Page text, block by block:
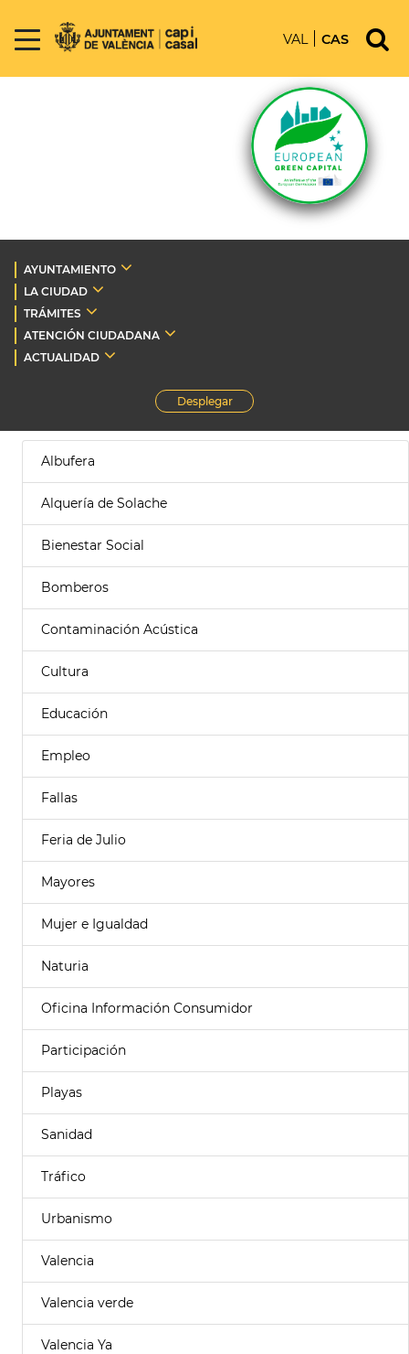
VAL CAS
AYUNTAMIENTO
LA CIUDAD
TRÁMITES
ATENCIÓN CIUDADANA
ACTUALIDAD
Desplegar
Albufera
Alquería de Solache
Bienestar Social
Bomberos
Contaminación Acústica
Cultura
Educación
Empleo
Fallas
Feria de Julio
Mayores
Mujer e Igualdad
Naturia
Oficina Información Consumidor
Participación
Playas
Sanidad
Tráfico
Urbanismo
Valencia
Valencia verde
Valencia Ya